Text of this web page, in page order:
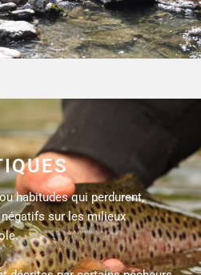
habitudes qui perdurent,
sur les milieux